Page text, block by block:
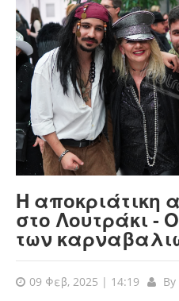
Η αποκριάτικη
στο Λουτράκι -
των
09 Φεβ, 2025 | 14:19 By